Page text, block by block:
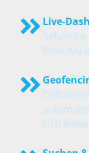
Live-
Sehen
Ihrer
sich